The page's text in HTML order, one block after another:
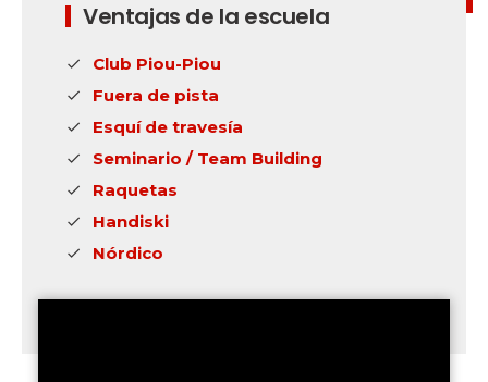
Ventajas de la escuela
Club Piou-Piou
Fuera de pista
Esquí de travesía
Seminario / Team Building
Raquetas
Handiski
Nórdico